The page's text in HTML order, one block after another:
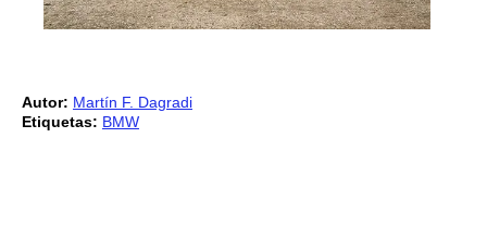
Autor: Martín F. Dagradi
Etiquetas: BMW